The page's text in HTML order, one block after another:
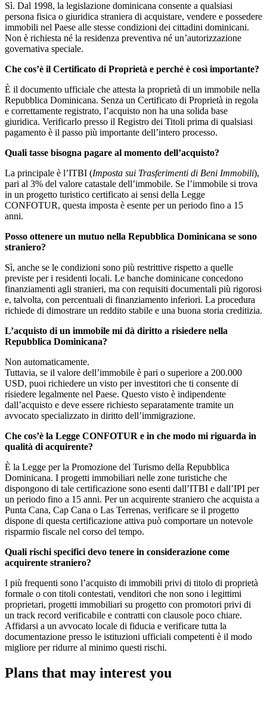
Sì. Dal 1998, la legislazione dominicana consente a qualsiasi
persona fisica o giuridica straniera di acquistare, vendere e possedere
immobili nel Paese alle stesse condizioni dei cittadini dominicani.
Non è richiesta né la residenza preventiva né un’autorizzazione
governativa speciale.
Che cos’è il Certificato di Proprietà e perché è così importante?
È il documento ufficiale che attesta la proprietà di un immobile nella
Repubblica Dominicana. Senza un Certificato di Proprietà in regola
e correttamente registrato, l’acquisto non ha una solida base
giuridica. Verificarlo presso il Registro dei Titoli prima di qualsiasi
pagamento è il passo più importante dell’intero processo.
Quali tasse bisogna pagare al momento dell’acquisto?
La principale è l’ITBI (Imposta sui Trasferimenti di Beni Immobili),
pari al 3% del valore catastale dell’immobile. Se l’immobile si trova
in un progetto turistico certificato ai sensi della Legge
CONFOTUR, questa imposta è esente per un periodo fino a 15
anni.
Posso ottenere un mutuo nella Repubblica Dominicana se sono
straniero?
Sì, anche se le condizioni sono più restrittive rispetto a quelle
previste per i residenti locali. Le banche dominicane concedono
finanziamenti agli stranieri, ma con requisiti documentali più rigorosi
e, talvolta, con percentuali di finanziamento inferiori. La procedura
richiede di dimostrare un reddito stabile e una buona storia creditizia.
L’acquisto di un immobile mi dà diritto a risiedere nella
Repubblica Dominicana?
Non automaticamente.
Tuttavia, se il valore dell’immobile è pari o superiore a 200.000
USD, puoi richiedere un visto per investitori che ti consente di
risiedere legalmente nel Paese. Questo visto è indipendente
dall’acquisto e deve essere richiesto separatamente tramite un
avvocato specializzato in diritto dell’immigrazione.
Che cos’è la Legge CONFOTUR e in che modo mi riguarda in
qualità di acquirente?
È la Legge per la Promozione del Turismo della Repubblica
Dominicana. I progetti immobiliari nelle zone turistiche che
dispongono di tale certificazione sono esenti dall’ITBI e dall’IPI per
un periodo fino a 15 anni. Per un acquirente straniero che acquista a
Punta Cana, Cap Cana o Las Terrenas, verificare se il progetto
dispone di questa certificazione attiva può comportare un notevole
risparmio fiscale nel corso del tempo.
Quali rischi specifici devo tenere in considerazione come
acquirente straniero?
I più frequenti sono l’acquisto di immobili privi di titolo di proprietà
formale o con titoli contestati, venditori che non sono i legittimi
proprietari, progetti immobiliari su progetto con promotori privi di
un track record verificabile e contratti con clausole poco chiare.
Affidarsi a un avvocato locale di fiducia e verificare tutta la
documentazione presso le istituzioni ufficiali competenti è il modo
migliore per ridurre al minimo questi rischi.
Plans that may interest you